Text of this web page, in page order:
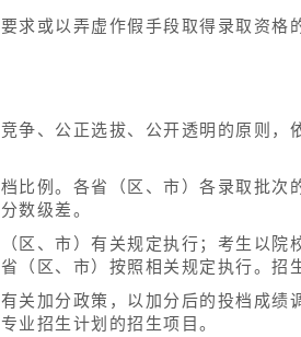
求或以弄虚作假手段取得录取资格
争、公正选拔、公开透明的原则，
比例。各省（区、市）各录取批次
数级差。
区、市）有关规定执行；考生以院
区、市）按照相关规定执行。招
关加分政策，以加分后的投档成绩
业招生计划的招生项目。